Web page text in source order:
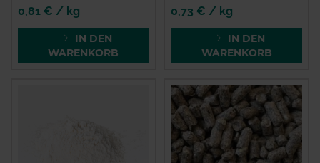
0,81 € / kg
IN DEN
WARENKORB
0,73 € / kg
IN DEN
WARENKORB